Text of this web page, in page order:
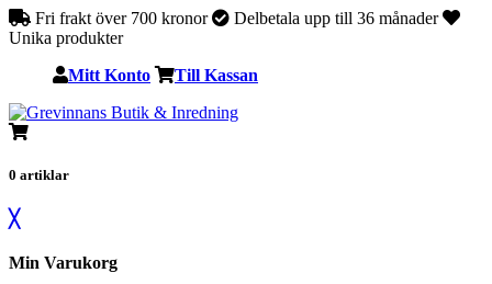
Fri frakt över 700 kronor
Delbetala upp till 36 månader
Unika produkter
Mitt Konto Till Kassan
0 artiklar
╳
Min Varukorg